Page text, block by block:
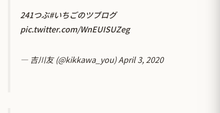
241つぶ#いちごのツブログ
pic.twitter.com/WnEUISUZeg
— 吉川友 (@kikkawa_you)April 3, 2020